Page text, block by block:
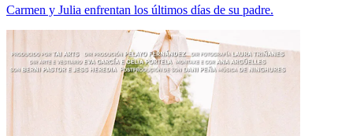
Carmen y Julia enfrentan los últimos días de su padre.